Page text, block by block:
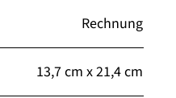
Rechnung
13,7 cm x 21,4 cm